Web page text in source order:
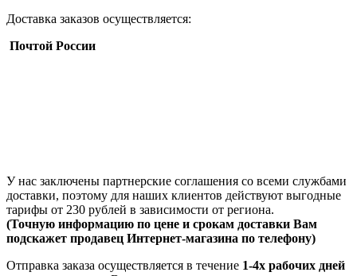
Доставка заказов осуществляется:
Почтой России
У нас заключены партнерские соглашения со всеми службами
доставки, поэтому для наших клиентов действуют выгодные
тарифы от 230 рублей в зависимости от региона.
(Точную информацию по цене и срокам доставки Вам
подскажет продавец Интернет-магазина по телефону)
Отправка заказа осуществляется в течение 1-4х рабочих дней